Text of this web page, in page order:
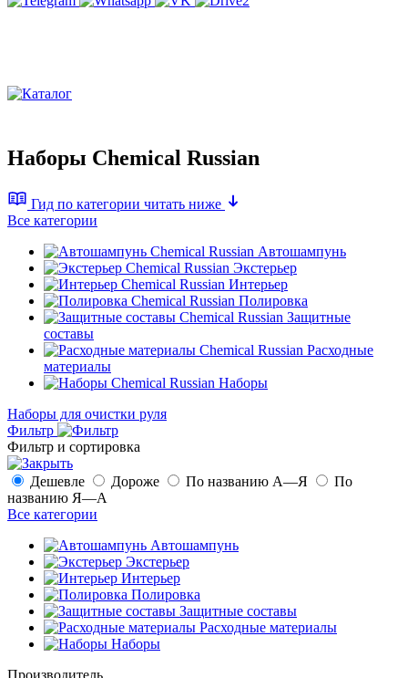
Наборы Chemical Russian
Гид по категории читать ниже
Все категории
Автошампунь
Экстерьер
Интерьер
Полировка
Защитные
составы
Расходные
материалы
Наборы
Наборы для очистки руля
Фильтр
Фильтр и сортировка
Дешевле Дороже По названию А—Я
По
названию Я—А
Все категории
Автошампунь
Экстерьер
Интерьер
Полировка
Защитные составы
Расходные материалы
Наборы
Производитель